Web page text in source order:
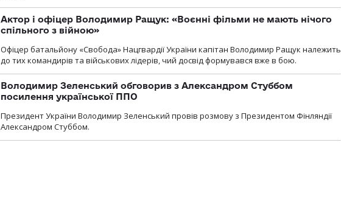
Актор і офіцер Володимир Ращук: «Воєнні фільми не мають нічого
спільного з війною»
Офіцер батальйону «Свобода» Нацгвардії України капітан Володимир Ращук належить
до тих командирів та військових лідерів, чий досвід формувався вже в бою.
Володимир Зеленський обговорив з Александром Стуббом
посилення української ППО
Президент України Володимир Зеленський провів розмову з Президентом Фінляндії
Александром Стуббом.